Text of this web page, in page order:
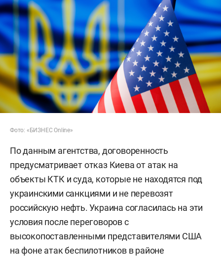
Фото: «БИЗНЕС Online»
По данным агентства, договоренность
предусматривает отказ Киева от атак на
объекты КТК и суда, которые не находятся под
украинскими санкциями и не перевозят
российскую нефть. Украина согласилась на эти
условия после переговоров с
высокопоставленными представителями США
на фоне атак беспилотников в районе